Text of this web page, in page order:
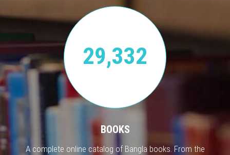
29,332
BOOKS
A complete online catalog of Bangla books. From the